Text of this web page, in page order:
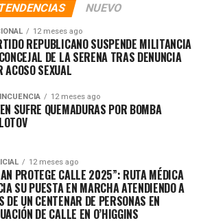
TENDENCIAS NUEVO
12 meses ago
REPUBLICANO SUSPENDE MILITANCIA
DE LA SERENA TRAS DENUNCIA
ACOSO SEXUAL
12 meses ago
SUFRE QUEMADURAS POR BOMBA
12 meses ago
PROTEGE CALLE 2025”: RUTA MÉDICA
SU PUESTA EN MARCHA ATENDIENDO A
DE UN CENTENAR DE PERSONAS EN
DE CALLE EN O’HIGGINS